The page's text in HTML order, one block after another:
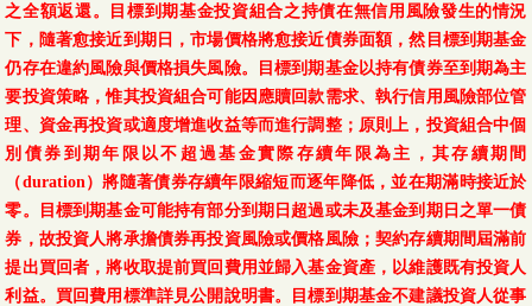
第一金全球AI人工智
慧基金-新臺幣-N
08/05 36.02 -0.63 -1.72 %
第一金全球AI人工智
慧基金-N類型-美元
第一金全球AI人工智
慧基金-新臺幣
08/05 36.01 -0.62 -1.69 %
第一金全球AI人工智
慧基金-美元
08/05 34.4337 -0.4524 -1.30 %
之全額返還。目標到期基金投資組合之持債在無信用風險發生的情況
下，隨著愈接近到期日，市場價格將愈接近債券面額，然目標到期基金
仍存在違約風險與價格損失風險。目標到期基金以持有債券至到期為主
要投資策略，惟其投資組合可能因應贖回款需求、執行信用風險部位管
理、資金再投資或適度增進收益等而進行調整；原則上，投資組合中個
別債券到期年限以不超過基金實際存續年限為主，其存續期間
（duration）將隨著債券存續年限縮短而逐年降低，並在期滿時接近於
零。目標到期基金可能持有部分到期日超過或未及基金到期日之單一債
券，故投資人將承擔債券再投資風險或價格風險；契約存續期間屆滿前
提出買回者，將收取提前買回費用並歸入基金資產，以維護既有投資人
利益。買回費用標準詳見公開說明書。目標到期基金不建議投資人從事